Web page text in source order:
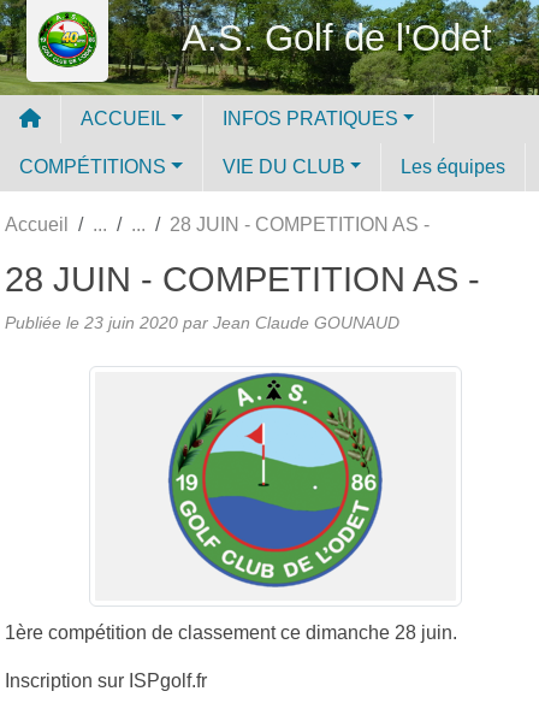
A.S. Golf de l'Odet
ACCUEIL INFOS PRATIQUES
COMPÉTITIONS VIE DU CLUB Les équipes
Accueil 28 JUIN - COMPETITION AS -
28 JUIN - COMPETITION AS -
Publiée le 23 juin 2020 par Jean Claude GOUNAUD
1ère compétition de classement ce dimanche 28 juin.
Inscription sur ISPgolf.fr
Panneau de gestion des cookies